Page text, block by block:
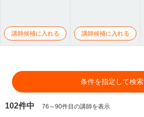
講師候補に入れる 講師候補に入れる
条件を指定して検索
102件中 76～90件目の講師を表示